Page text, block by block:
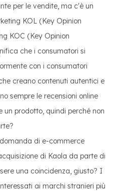
per le vendite, ma c'è un
KOL (Key Opinion
KOC (Key Opinion
che i consumatori si
con i consumatori
creano contenuti autentici e
sempre le recensioni online
un prodotto, quindi perché non
di e-commerce
di Kaola da parte di
una coincidenza, giusto? I
ai marchi stranieri più